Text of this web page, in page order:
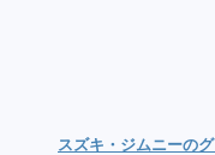
スズキ・ジムニーの